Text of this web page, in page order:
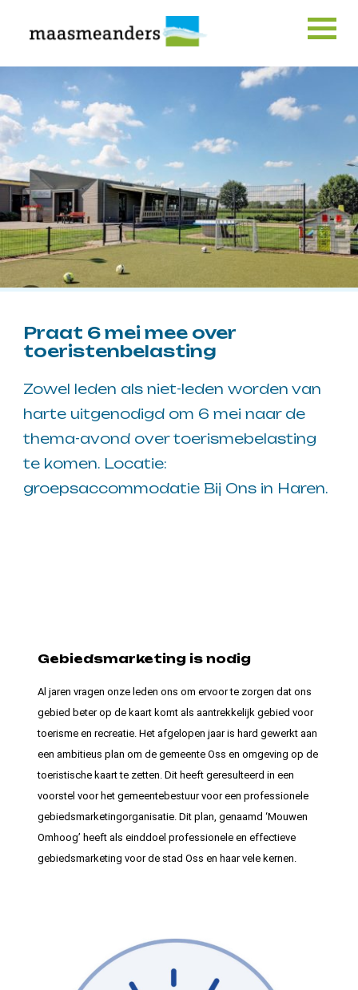
content
Praat 6 mei mee over
toeristenbelasting
Zowel leden als niet-leden worden van
harte uitgenodigd om 6 mei naar de
thema-avond over toerismebelasting
te komen. Locatie:
groepsaccommodatie Bij Ons in Haren.
Gebiedsmarketing is nodig
Al jaren vragen onze leden ons om ervoor te zorgen dat ons
gebied beter op de kaart komt als aantrekkelijk gebied voor
toerisme en recreatie. Het afgelopen jaar is hard gewerkt aan
een ambitieus plan om de gemeente Oss en omgeving op de
toeristische kaart te zetten. Dit heeft geresulteerd in een
voorstel voor het gemeentebestuur voor een professionele
gebiedsmarketingorganisatie. Dit plan, genaamd ‘Mouwen
Omhoog’ heeft als einddoel professionele en effectieve
gebiedsmarketing voor de stad Oss en haar vele kernen.